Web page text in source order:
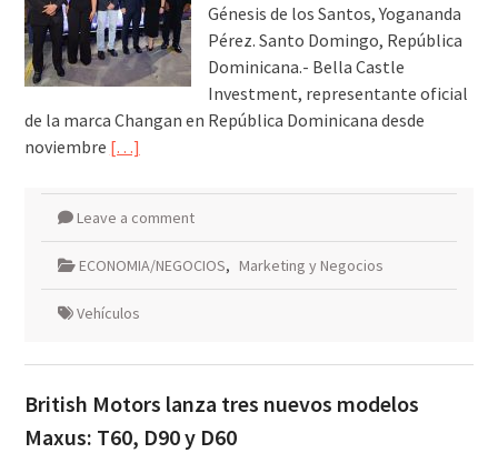
Génesis de los Santos, Yogananda
Pérez. Santo Domingo, República
Dominicana.- Bella Castle
Investment, representante oficial
de la marca Changan en República Dominicana desde
noviembre […]
Leave a comment
ECONOMIA/NEGOCIOS, Marketing y Negocios
Vehículos
British Motors lanza tres nuevos modelos
Maxus: T60, D90 y D60